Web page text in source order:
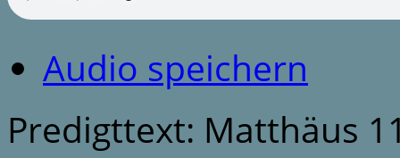
Audio speichern
Predigttext: Matthäus